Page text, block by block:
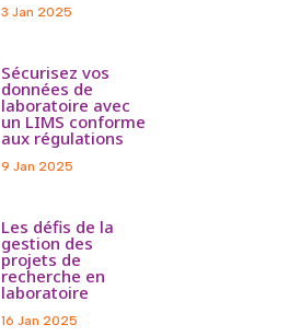
3 Jan 2025
Sécurisez vos
données de
laboratoire avec
un LIMS conforme
aux régulations
9 Jan 2025
Les défis de la
gestion des
projets de
recherche en
laboratoire
16 Jan 2025